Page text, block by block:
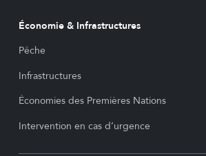
Économie & Infrastructures
Pêche
Infrastructures
Économies des Premières Nations
Intervention en cas d’urgence